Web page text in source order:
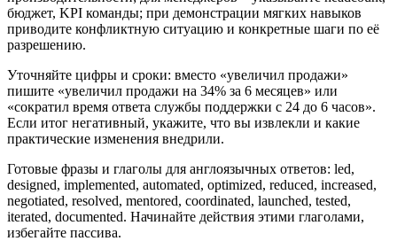
бюджет, KPI команды; при демонстрации мягких навыков
приводите конфликтную ситуацию и конкретные шаги по её
разрешению.
Уточняйте цифры и сроки: вместо «увеличил продажи»
пишите «увеличил продажи на 34% за 6 месяцев» или
«сократил время ответа службы поддержки с 24 до 6 часов».
Если итог негативный, укажите, что вы извлекли и какие
практические изменения внедрили.
Готовые фразы и глаголы для англоязычных ответов: led,
designed, implemented, automated, optimized, reduced, increased,
negotiated, resolved, mentored, coordinated, launched, tested,
iterated, documented. Начинайте действия этими глаголами,
избегайте пассива.